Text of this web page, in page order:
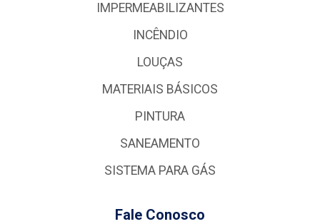
IMPERMEABILIZANTES
INCÊNDIO
LOUÇAS
MATERIAIS BÁSICOS
PINTURA
SANEAMENTO
SISTEMA PARA GÁS
Fale Conosco